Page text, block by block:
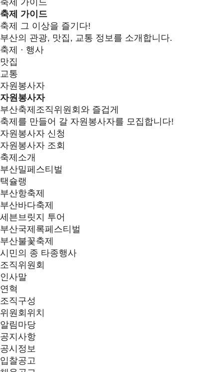
축제 가이드
축제 가이드
축제 그 이상을 즐기다!
부산의 관광, 맛집, 교통 정보를 소개합니다.
축제 · 행사
맛집
교통
자원봉사자
자원봉사자
부산축제조직위원회와 즐겁게
축제를 만들어 갈 자원봉사자를 모집합니다!
자원봉사자 신청
자원봉사자 조회
축제소개
부산밀페스티벌
택슐랭
부산항축제
부산바다축제
세븐브릿지 투어
부산국제록페스티벌
부산불꽃축제
시민의 종 타종행사
조직위원회
인사말
연혁
조직구성
위원회위치
알림마당
공지사항
공시정보
입찰공고